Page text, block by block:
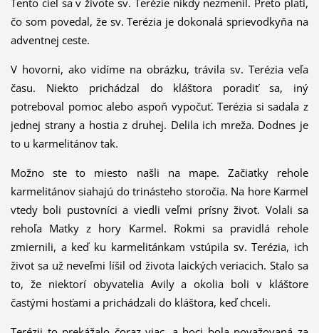
čo som povedal, že sv. Terézia je dokonalá sprievodkyňa na
adventnej ceste.
V hovorni, ako vidíme na obrázku, trávila sv. Terézia veľa
času. Niekto prichádzal do kláštora poradiť sa, iný
potreboval pomoc alebo aspoň vypočuť. Terézia si sadala z
jednej strany a hostia z druhej. Delila ich mreža. Dodnes je
to u karmelitánov tak.
Možno ste to miesto našli na mape. Začiatky rehole
karmelitánov siahajú do trinásteho storočia. Na hore Karmel
vtedy boli pustovníci a viedli veľmi prísny život. Volali sa
rehoľa Matky z hory Karmel. Rokmi sa pravidlá rehole
zmiernili, a keď ku karmelitánkam vstúpila sv. Terézia, ich
život sa už neveľmi líšil od života laických veriacich. Stalo sa
to, že niektorí obyvatelia Avily a okolia boli v kláštore
častými hosťami a prichádzali do kláštora, keď chceli.